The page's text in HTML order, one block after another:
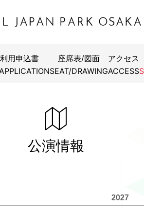
用申込書
座席表/図面
SEAT/DRAWING
アクセス
ACCESSS
公演情報
2027